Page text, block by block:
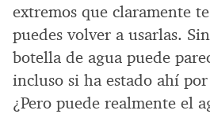
extremos que claramente
puedes volver a usarlas.
botella de agua puede
incluso si ha estado ahí
¿Pero puede realmente el